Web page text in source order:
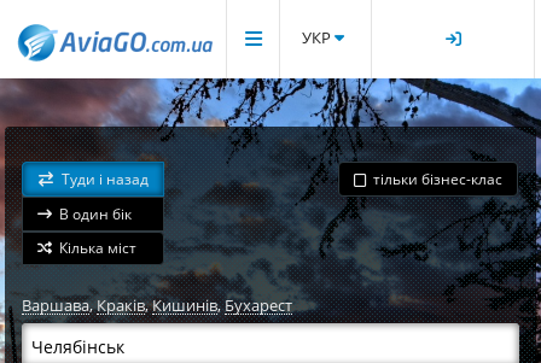
УКР
Туди і назад
В один бік
Кілька міст
тільки бізнес-клас
Варшава,Краків,Кишинів,Бухарест